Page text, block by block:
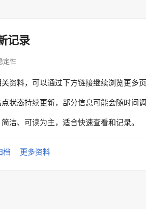
记录
定性
资料，可以通过下方链接继续浏览更多页
状态持续更新，部分信息可能会随时间
洁、可读为主，适合快速查看和记录。
档 更多资料